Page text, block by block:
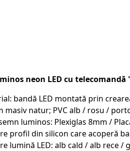
neon LED cu telecomandă
bandă LED montată prin
masiv natur; PVC alb / rosu /
luminos: Plexiglas 8mm /
profil din silicon care acoperă
lumină LED: alb cald / alb rece